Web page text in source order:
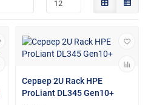
Сервер 2U Rack HPE
ProLiant DL345 Gen10+